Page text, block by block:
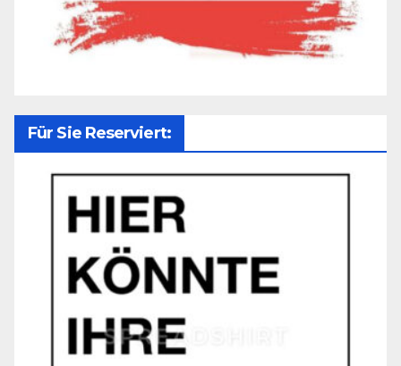
Für Sie Reserviert: